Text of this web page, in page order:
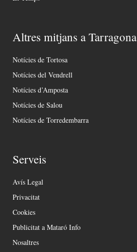
Altres mitjans a Tarragona
Notícies de Tortosa
Notícies del Vendrell
Notícies d’Amposta
Notícies de Salou
Notícies de Torredembarra
Serveis
Avís Legal
Privacitat
Cookies
Publicitat a Mataró Info
Nosaltres